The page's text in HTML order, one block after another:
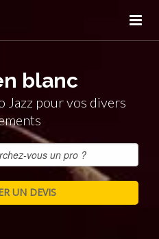
blanc
Jazz pour vos divers